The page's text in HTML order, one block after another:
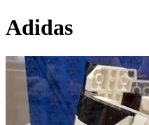
Adidas